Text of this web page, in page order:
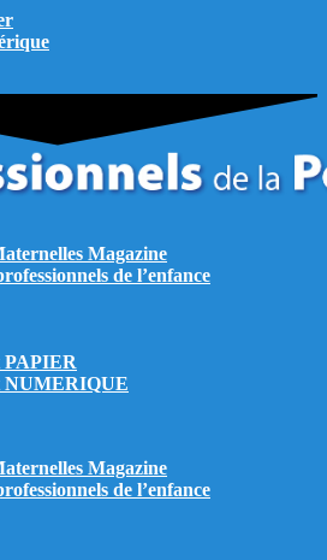
Magazine
de l’enfance
PAPIER
NUMERIQUE
Magazine
de l’enfance